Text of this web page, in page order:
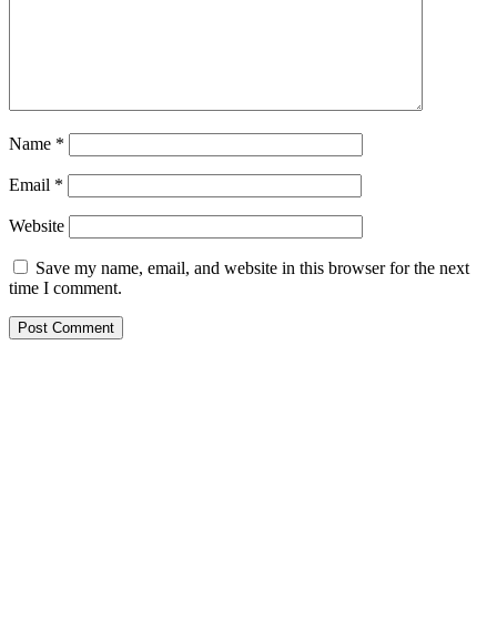
Name *
Email *
Website
Save my name, email, and website in this browser for the next
time I comment.